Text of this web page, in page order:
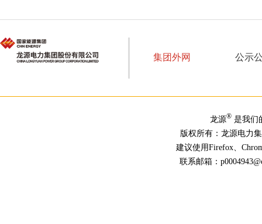
集团外网 公示
龙源®是我们
版权所有：龙源电力
建议使用Firefox、
联系邮箱：